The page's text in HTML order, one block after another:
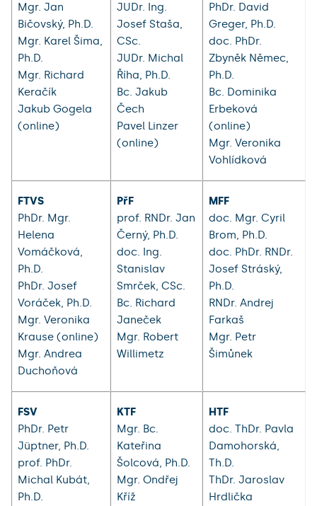
Mgr. Jan
Bičovský, Ph.D.
Mgr. Karel Šima,
Ph.D.
Mgr. Richard
Keračík
Jakub Gogela
(online)
JUDr. Ing.
Josef Staša,
CSc.
JUDr. Michal
Říha, Ph.D.
Bc. Jakub
Čech
Pavel Linzer
(online)
PhDr. David
Greger, Ph.D.
doc. PhDr.
Zbyněk Němec,
Ph.D.
Bc. Dominika
Erbeková
(online)
Mgr. Veronika
Vohlídková
FTVS
PhDr. Mgr.
Helena
Vomáčková,
Ph.D.
PhDr. Josef
Voráček, Ph.D.
Mgr. Veronika
Krause (online)
Mgr. Andrea
Duchoňová
PřF
prof. RNDr. Jan
Černý, Ph.D.
doc. Ing.
Stanislav
Smrček, CSc.
Bc. Richard
Janeček
Mgr. Robert
Willimetz
MFF
doc. Mgr. Cyril
Brom, Ph.D.
doc. PhDr. RNDr.
Josef Stráský,
Ph.D.
RNDr. Andrej
Farkaš
Mgr. Petr
Šimůnek
FSV
PhDr. Petr
Jüptner, Ph.D.
prof. PhDr.
Michal Kubát,
Ph.D.
KTF
Mgr. Bc.
Kateřina
Šolcová, Ph.D.
Mgr. Ondřej
Kříž
HTF
doc. ThDr. Pavla
Damohorská,
Th.D.
ThDr. Jaroslav
Hrdlička